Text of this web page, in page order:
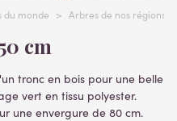
du monde > Arbres de nos régions
cm
tronc en bois pour une belle
vert en tissu polyester.
une envergure de 80 cm.